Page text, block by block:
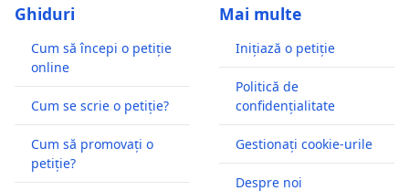
Ghiduri
Cum să începi o petiție
online
Cum se scrie o petiție?
Cum să promovați o
petiție?
Mai multe
Inițiază o petiție
Politică de
confidențialitate
Gestionați cookie-urile
Despre noi